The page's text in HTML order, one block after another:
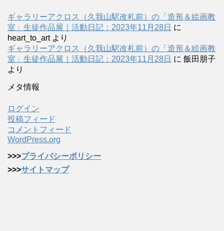
ギャラリーアクロス（久我山駅改札前）の「造形＆絵画教
室」生徒作品展｜活動日記：2023年11月28日 に
heart_to_artより
ギャラリーアクロス（久我山駅改札前）の「造形＆絵画教
室」生徒作品展｜活動日記：2023年11月28日 に 飯田朋子
より
メタ情報
ログイン
投稿フィード
コメントフィード
WordPress.org
>>>プライバシーポリシー
>>>サイトマップ